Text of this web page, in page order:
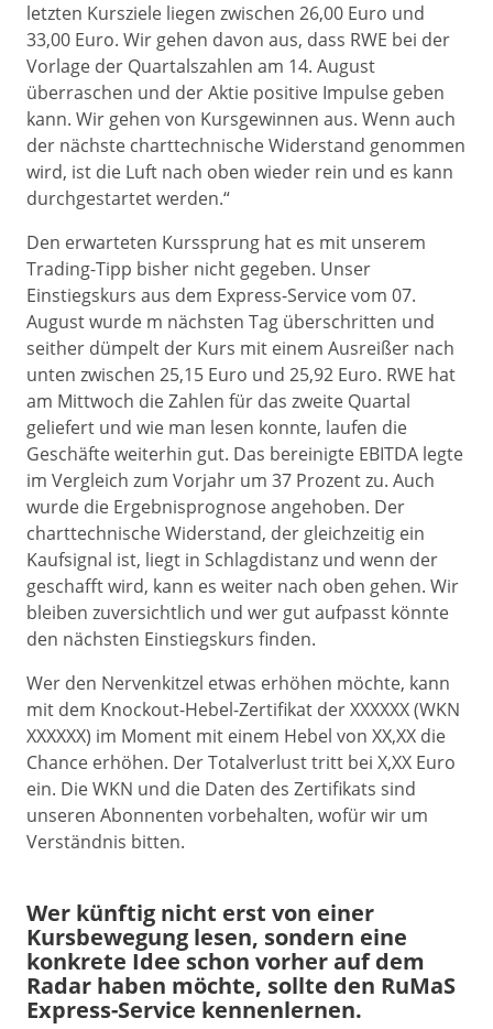
letzten Kursziele liegen zwischen 26,00 Euro und
33,00 Euro. Wir gehen davon aus, dass RWE bei der
Vorlage der Quartalszahlen am 14. August
überraschen und der Aktie positive Impulse geben
kann. Wir gehen von Kursgewinnen aus. Wenn auch
der nächste charttechnische Widerstand genommen
wird, ist die Luft nach oben wieder rein und es kann
durchgestartet werden.“
Den erwarteten Kurssprung hat es mit unserem
Trading-Tipp bisher nicht gegeben. Unser
Einstiegskurs aus dem Express-Service vom 07.
August wurde m nächsten Tag überschritten und
seither dümpelt der Kurs mit einem Ausreißer nach
unten zwischen 25,15 Euro und 25,92 Euro. RWE hat
am Mittwoch die Zahlen für das zweite Quartal
geliefert und wie man lesen konnte, laufen die
Geschäfte weiterhin gut. Das bereinigte EBITDA legte
im Vergleich zum Vorjahr um 37 Prozent zu. Auch
wurde die Ergebnisprognose angehoben. Der
charttechnische Widerstand, der gleichzeitig ein
Kaufsignal ist, liegt in Schlagdistanz und wenn der
geschafft wird, kann es weiter nach oben gehen. Wir
bleiben zuversichtlich und wer gut aufpasst könnte
den nächsten Einstiegskurs finden.
Wer den Nervenkitzel etwas erhöhen möchte, kann
mit dem Knockout-Hebel-Zertifikat der XXXXXX (WKN
XXXXXX) im Moment mit einem Hebel von XX,XX die
Chance erhöhen. Der Totalverlust tritt bei X,XX Euro
ein. Die WKN und die Daten des Zertifikats sind
unseren Abonnenten vorbehalten, wofür wir um
Verständnis bitten.
Wer künftig nicht erst von einer
Kursbewegung lesen, sondern eine
konkrete Idee schon vorher auf dem
Radar haben möchte, sollte den RuMaS
Express-Service kennenlernen.